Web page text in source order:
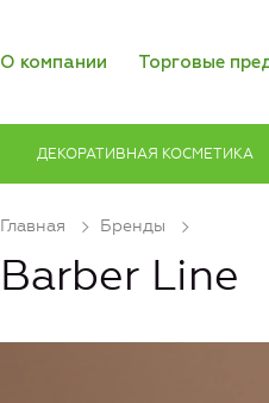
О компании Торговые
ДЕКОРАТИВНАЯ КОСМЕТИКА
Главная Бренды
Barber Line